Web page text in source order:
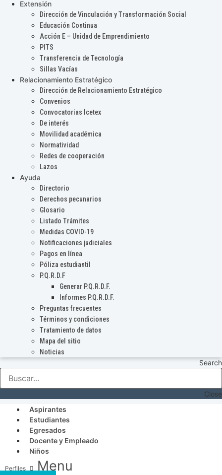
Extensión
Dirección de Vinculación y Transformación Social
Educación Continua
Acción E – Unidad de Emprendimiento
PITS
Transferencia de Tecnología
Sillas Vacías
Relacionamiento Estratégico
Dirección de Relacionamiento Estratégico
Convenios
Convocatorias Icetex
De interés
Movilidad académica
Normatividad
Redes de cooperación
Lazos
Ayuda
Directorio
Derechos pecunarios
Glosario
Listado Trámites
Medidas COVID-19
Notificaciones judiciales
Pagos en línea
Póliza estudiantil
P.Q.R.D.F
Generar P.Q.R.D.F.
Informes P.Q.R.D.F.
Preguntas frecuentes
Términos y condiciones
Tratamiento de datos
Mapa del sitio
Noticias
Search
Close
Aspirantes
Estudiantes
Egresados
Docente y Empleado
Niños
Menu